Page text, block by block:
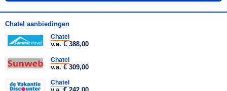
Chatel aanbiedingen
Chatel
v.a. € 388,00
Chatel
v.a. € 309,00
Chatel